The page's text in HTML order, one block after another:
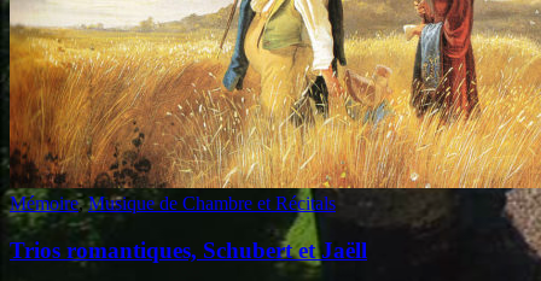
Mémoire,Musique de Chambre et Récitals
Trios romantiques, Schubert et Jaëll